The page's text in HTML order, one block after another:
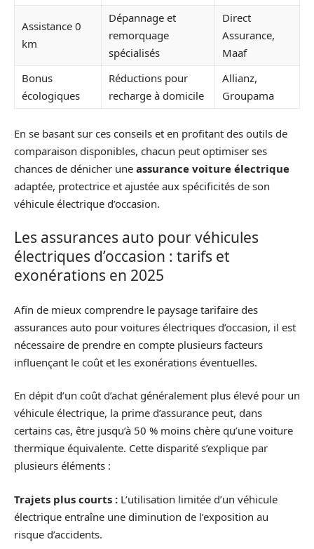
Assistance 0
km
Dépannage et
remorquage
spécialisés
Direct
Assurance,
Maaf
Bonus
écologiques
Réductions pour
recharge à domicile
Allianz,
Groupama
En se basant sur ces conseils et en profitant des outils de
comparaison disponibles, chacun peut optimiser ses
chances de dénicher une assurance voiture électrique
adaptée, protectrice et ajustée aux spécificités de son
véhicule électrique d’occasion.
Les assurances auto pour véhicules
électriques d’occasion : tarifs et
exonérations en 2025
Afin de mieux comprendre le paysage tarifaire des
assurances auto pour voitures électriques d’occasion, il est
nécessaire de prendre en compte plusieurs facteurs
influençant le coût et les exonérations éventuelles.
En dépit d’un coût d’achat généralement plus élevé pour un
véhicule électrique, la prime d’assurance peut, dans
certains cas, être jusqu’à 50 % moins chère qu’une voiture
thermique équivalente. Cette disparité s’explique par
plusieurs éléments :
Trajets plus courts : L’utilisation limitée d’un véhicule
électrique entraîne une diminution de l’exposition au
risque d’accidents.